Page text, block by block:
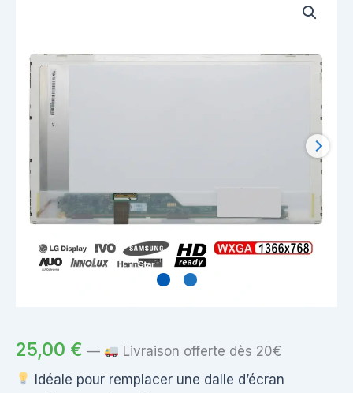
25,00 € —
Livraison offerte dès 20€
Idéale pour remplacer une dalle d’écran